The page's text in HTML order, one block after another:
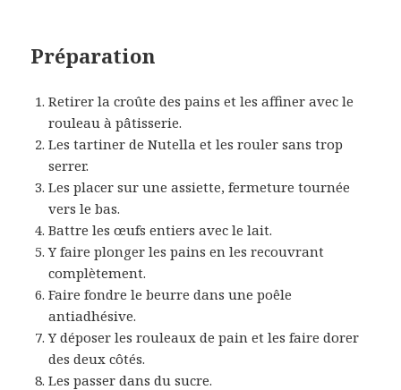
Préparation
Retirer la croûte des pains et les affiner avec le
rouleau à pâtisserie.
Les tartiner de Nutella et les rouler sans trop
serrer.
Les placer sur une assiette, fermeture tournée
vers le bas.
Battre les œufs entiers avec le lait.
Y faire plonger les pains en les recouvrant
complètement.
Faire fondre le beurre dans une poêle
antiadhésive.
Y déposer les rouleaux de pain et les faire dorer
des deux côtés.
Les passer dans du sucre.